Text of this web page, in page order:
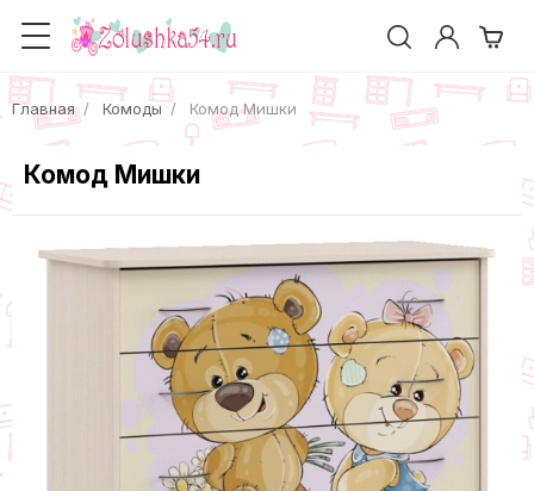
Главная Комоды Комод Мишки
Комод Мишки